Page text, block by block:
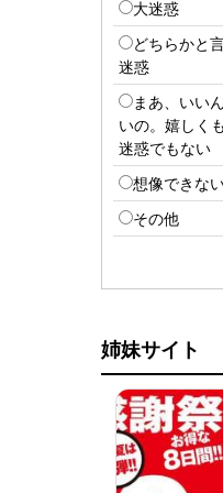
大迷惑
どちらかと
迷惑
まあ、いい
いの。嬉しく
迷惑でもない
想像できな
その他
姉妹サイト